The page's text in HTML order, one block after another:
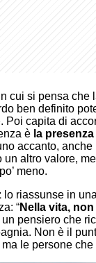
cui si pensa che
ben definito
Poi capita di
è la
accanto, anche
un altro valore,
meno.
lo riassunse in
“Nella vita,
un pensiero che
Non è il
le persone